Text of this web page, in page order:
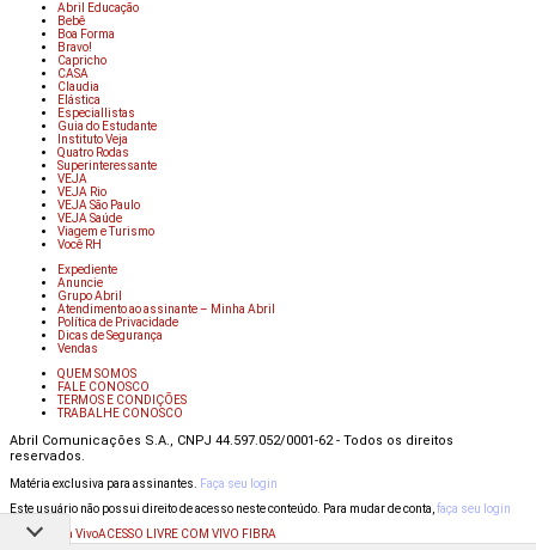
Abril Educação
Bebê
Boa Forma
Bravo!
Capricho
CASA
Claudia
Elástica
Especiallistas
Guia do Estudante
Instituto Veja
Quatro Rodas
Superinteressante
VEJA
VEJA Rio
VEJA São Paulo
VEJA Saúde
Viagem e Turismo
Você RH
Expediente
Anuncie
Grupo Abril
Atendimento ao assinante – Minha Abril
Política de Privacidade
Dicas de Segurança
Vendas
QUEM SOMOS
FALE CONOSCO
TERMOS E CONDIÇÕES
TRABALHE CONOSCO
Abril Comunicações S.A., CNPJ 44.597.052/0001-62 - Todos os direitos
reservados.
Matéria exclusiva para assinantes.
Faça seu login
Este usuário não possui direito de acesso neste conteúdo. Para mudar de conta, faça seu login
ACESSO LIVRE COM VIVO FIBRA